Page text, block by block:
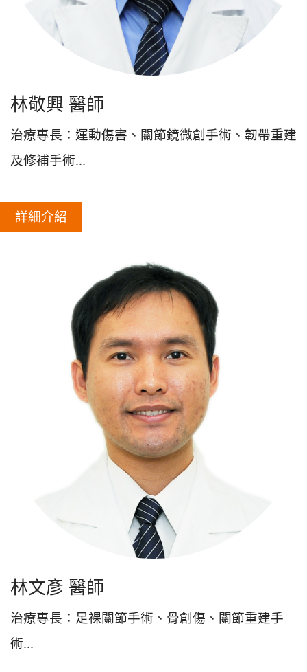
林敬興 醫師
治療專長：運動傷害、關節鏡微創手術、韌帶重建
及修補手術...
詳細介紹
林文彥 醫師
治療專長：足裸關節手術、骨創傷、關節重建手
術...